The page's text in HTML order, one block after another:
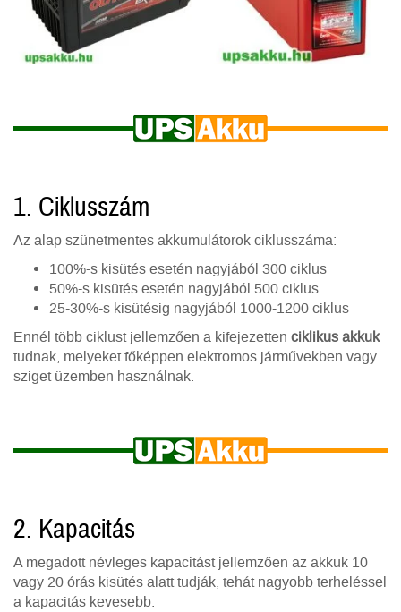
1. Ciklusszám
Az alap szünetmentes akkumulátorok ciklusszáma:
100%-s kisütés esetén nagyjából 300 ciklus
50%-s kisütés esetén nagyjából 500 ciklus
25-30%-s kisütésig nagyjából 1000-1200 ciklus
Ennél több ciklust jellemzően a kifejezetten ciklikus akkuk
tudnak, melyeket főképpen elektromos járművekben vagy
sziget üzemben használnak.
2. Kapacitás
A megadott névleges kapacitást jellemzően az akkuk 10
vagy 20 órás kisütés alatt tudják, tehát nagyobb terheléssel
a kapacitás kevesebb.